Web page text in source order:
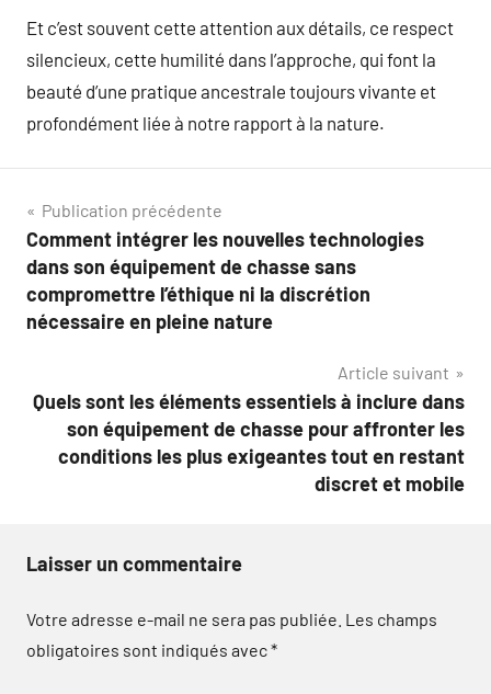
Et c’est souvent cette attention aux détails, ce respect
silencieux, cette humilité dans l’approche, qui font la
beauté d’une pratique ancestrale toujours vivante et
profondément liée à notre rapport à la nature.
Navigation
de
l’article
Publication précédente
Comment intégrer les nouvelles technologies
dans son équipement de chasse sans
compromettre l’éthique ni la discrétion
nécessaire en pleine nature
Article suivant
Quels sont les éléments essentiels à inclure dans
son équipement de chasse pour affronter les
conditions les plus exigeantes tout en restant
discret et mobile
Laisser un commentaire
Votre adresse e-mail ne sera pas publiée. Les champs
obligatoires sont indiqués avec*